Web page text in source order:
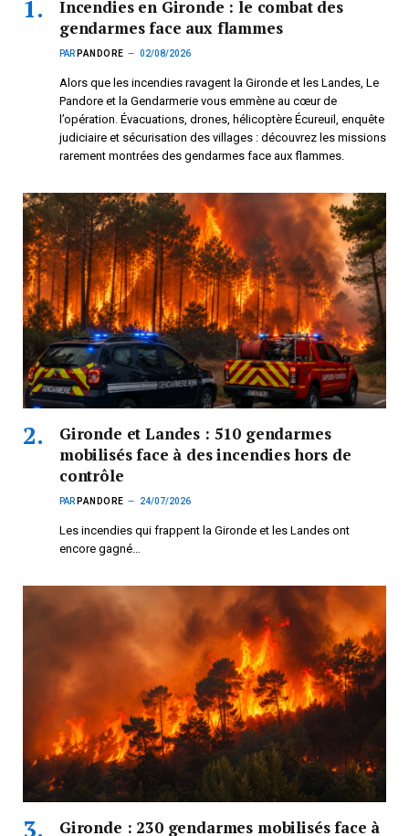
Incendies en Gironde : le combat des
gendarmes face aux flammes
PAR PANDORE 02/08/2026
Alors que les incendies ravagent la Gironde et les Landes, Le
Pandore et la Gendarmerie vous emmène au cœur de
l’opération. Évacuations, drones, hélicoptère Écureuil, enquête
judiciaire et sécurisation des villages : découvrez les missions
rarement montrées des gendarmes face aux flammes.
Gironde et Landes : 510 gendarmes
mobilisés face à des incendies hors de
contrôle
PAR PANDORE 24/07/2026
Les incendies qui frappent la Gironde et les Landes ont
encore gagné…
Gironde : 230 gendarmes mobilisés face à